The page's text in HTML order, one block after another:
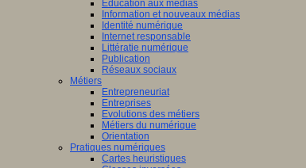
Education aux médias
Information et nouveaux médias
Identité numérique
Internet responsable
Littératie numérique
Publication
Réseaux sociaux
Métiers
Entrepreneuriat
Entreprises
Evolutions des métiers
Métiers du numérique
Orientation
Pratiques numériques
Cartes heuristiques